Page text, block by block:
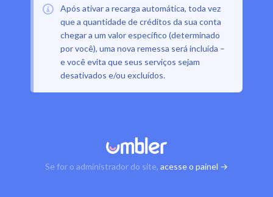
Após ativar a recarga automática, toda vez
que a quantidade de créditos da sua conta
chegar a um valor específico (determinado
por você), uma nova remessa será incluída –
e você evita que seus serviços sejam
desativados e/ou excluídos.
Se for o administrador do site, acesse o painel →